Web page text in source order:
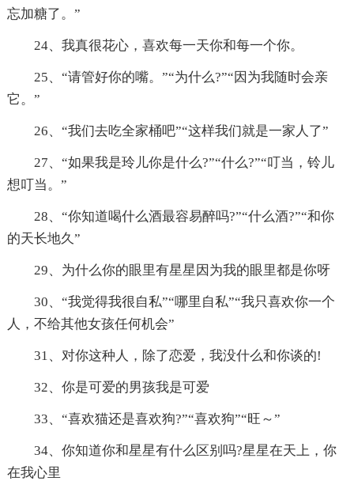
忘加糖了。”
24、我真很花心，喜欢每一天你和每一个你。
25、“请管好你的嘴。”“为什么?”“因为我随时会亲
它。”
26、“我们去吃全家桶吧”“这样我们就是一家人了”
27、“如果我是玲儿你是什么?”“什么?”“叮当，铃儿
想叮当。”
28、“你知道喝什么酒最容易醉吗?”“什么酒?”“和你
的天长地久”
29、为什么你的眼里有星星因为我的眼里都是你呀
30、“我觉得我很自私”“哪里自私”“我只喜欢你一个
人，不给其他女孩任何机会”
31、对你这种人，除了恋爱，我没什么和你谈的!
32、你是可爱的男孩我是可爱
33、“喜欢猫还是喜欢狗?”“喜欢狗”“旺～”
34、你知道你和星星有什么区别吗?星星在天上，你
在我心里